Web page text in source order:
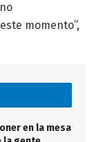
momento”,
en la mesa